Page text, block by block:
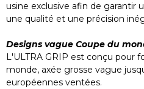
usine exclusive afin de garantir
une qualité et une précision
Designs vague Coupe du
L'ULTRA GRIP est conçu pour
monde, axée grosse vague
européennes ventées.